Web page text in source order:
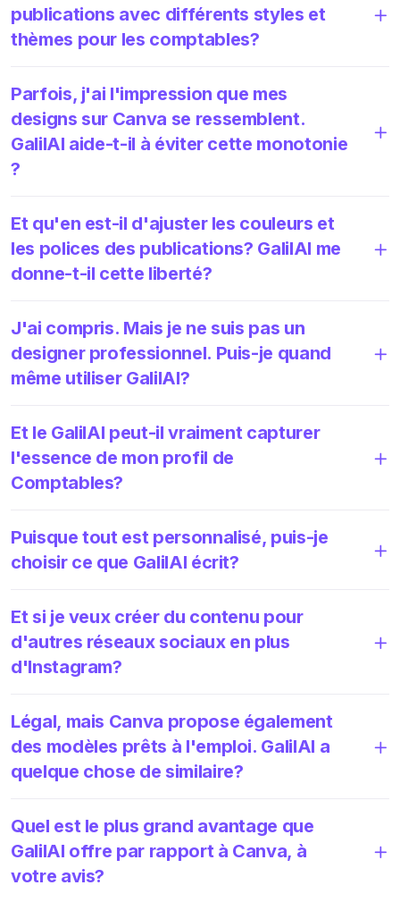
publications avec différents styles et
thèmes pour les comptables?
Parfois, j'ai l'impression que mes
designs sur Canva se ressemblent.
GalilAI aide-t-il à éviter cette monotonie
?
Et qu'en est-il d'ajuster les couleurs et
les polices des publications? GalilAI me
donne-t-il cette liberté?
J'ai compris. Mais je ne suis pas un
designer professionnel. Puis-je quand
même utiliser GalilAI?
Et le GalilAI peut-il vraiment capturer
l'essence de mon profil de
Comptables?
Puisque tout est personnalisé, puis-je
choisir ce que GalilAI écrit?
Et si je veux créer du contenu pour
d'autres réseaux sociaux en plus
d'Instagram?
Légal, mais Canva propose également
des modèles prêts à l'emploi. GalilAI a
quelque chose de similaire?
Quel est le plus grand avantage que
GalilAI offre par rapport à Canva, à
votre avis?